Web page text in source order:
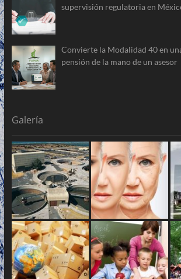
supervisión regulatoria en
Convierte la Modalidad 40 en
pensión de la mano de un asesor
Galería